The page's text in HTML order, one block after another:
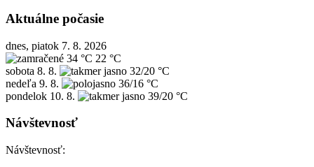
Aktuálne počasie
dnes, piatok 7. 8. 2026
34 °C 22 °C
sobota 8. 8.
32/20 °C
nedeľa 9. 8.
36/16 °C
pondelok 10. 8. 39/20 °C
Návštevnosť
Návštevnosť: